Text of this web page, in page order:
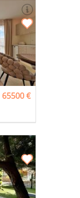
65500 €